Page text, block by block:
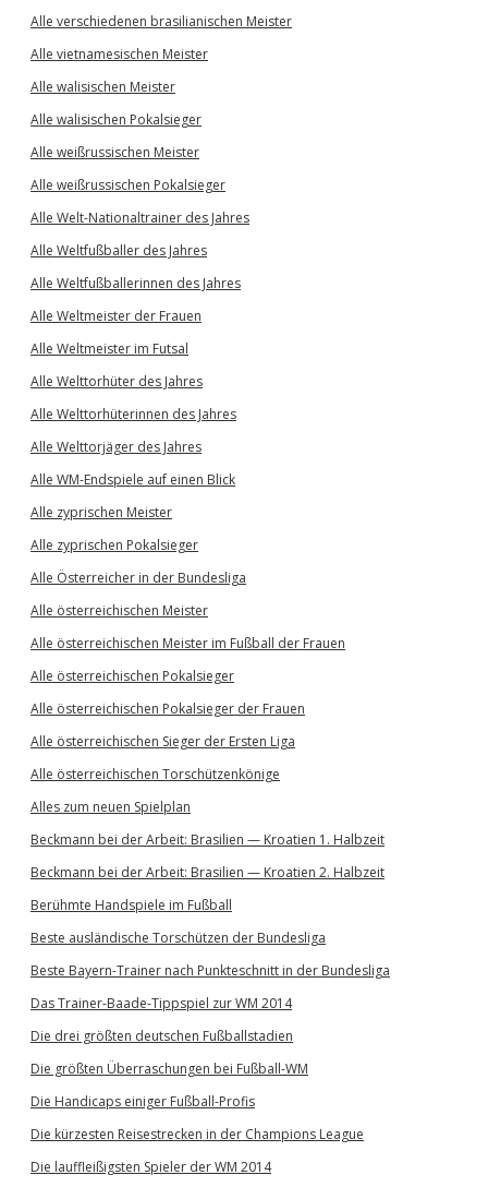
Alle verschiedenen brasilianischen Meister
Alle vietnamesischen Meister
Alle walisischen Meister
Alle walisischen Pokalsieger
Alle weißrussischen Meister
Alle weißrussischen Pokalsieger
Alle Welt-Nationaltrainer des Jahres
Alle Weltfußballer des Jahres
Alle Weltfußballerinnen des Jahres
Alle Weltmeister der Frauen
Alle Weltmeister im Futsal
Alle Welttorhüter des Jahres
Alle Welttorhüterinnen des Jahres
Alle Welttorjäger des Jahres
Alle WM-Endspiele auf einen Blick
Alle zyprischen Meister
Alle zyprischen Pokalsieger
Alle Österreicher in der Bundesliga
Alle österreichischen Meister
Alle österreichischen Meister im Fußball der Frauen
Alle österreichischen Pokalsieger
Alle österreichischen Pokalsieger der Frauen
Alle österreichischen Sieger der Ersten Liga
Alle österreichischen Torschützenkönige
Alles zum neuen Spielplan
Beckmann bei der Arbeit: Brasilien — Kroatien 1. Halbzeit
Beckmann bei der Arbeit: Brasilien — Kroatien 2. Halbzeit
Berühmte Handspiele im Fußball
Beste ausländische Torschützen der Bundesliga
Beste Bayern-Trainer nach Punkteschnitt in der Bundesliga
Das Trainer-Baade-Tippspiel zur WM 2014
Die drei größten deutschen Fußballstadien
Die größten Überraschungen bei Fußball-WM
Die Handicaps einiger Fußball-Profis
Die kürzesten Reisestrecken in der Champions League
Die lauffleißigsten Spieler der WM 2014